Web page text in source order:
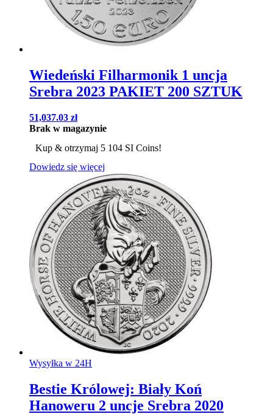
Wiedeński Filharmonik 1 uncja
Srebra 2023 PAKIET 200 SZTUK
51,037.03 zł
Brak w magazynie
Kup & otrzymaj 5 104 SI Coins!
Dowiedz się więcej
Wysyłka w 24H
Bestie Królowej: Biały Koń
Hanoweru 2 uncje Srebra 2020